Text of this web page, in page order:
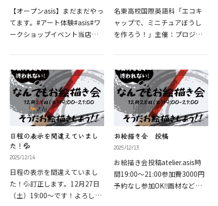
【オープンasis】まだまだやっ
てます。#アート体験#asis#ワ
ークショップイベント当店で
ご案内下記よりお選びいただ
けます。PayPayでお支払い
auPAYでお支払いメルペイで
お支払い
名東高校国際英語科「エコキ
ャップで、ミニチュアぼうし
を作ろう！」主催：プロジェ
小学1年生以上（保護者の方も
参加可能）予約は、フォーム
より抽選で行います。【ワー
ルド…
日程の表示を間違えていまし
た！💦
2025/12/14
日程の表示を間違えていまし
た！💦訂正します。12月27日
（土）19:00〜です！よろしく
お絵描き会 投稿
2025/12/13
お絵描き会投稿atelier.asis時
間19:00〜21:00参加費3000円
予約なし参加OK‼︎画材など、